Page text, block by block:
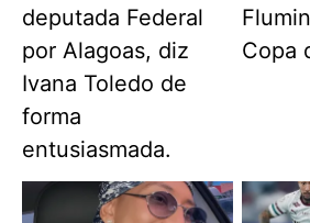
deputada Federal
por Alagoas, diz
Ivana Toledo de
forma
entusiasmada.
Copa